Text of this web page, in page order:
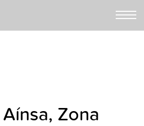
Zona